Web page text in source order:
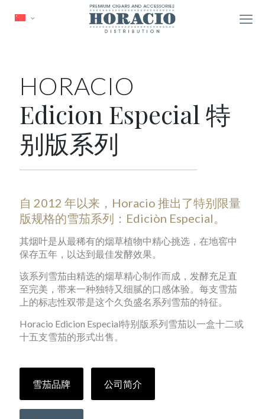
HORACIO
Edicion Especial 特
别版系列
自 2012 年以来，Horacio 推出了特别限量
版规格的雪茄系列：Ediciòn Especial。
其烟叶是从最稀有的烟草植物中精心挑选，在地窖中
保存五年，以达到最佳发酵效果。
该系列雪茄由精选的烟草精心制作而成，发酵充足直
至完美，带来一种独特又细腻的口感体验。每支雪茄
上的标志性双带是这个久负盛名系列雪茄的特征。
Horacio Edicion Especial特别版系列雪茄以一盒十二或
十五支雪茄的形式出售。
雪茄品牌 公司简介